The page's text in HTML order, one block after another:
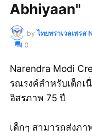
Abhiyaan"
by ไทยทราเวลเพรส
0
Narendra Modi
รณรงค์สำหรับเด็กเ
อิสรภาพ 75 ปี
เด็กๆ สามารถส่งภ